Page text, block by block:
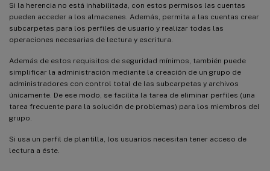
Si la herencia no está inhabilitada, con estos permisos las cuentas
pueden acceder a los almacenes. Además, permita a las cuentas crear
subcarpetas para los perfiles de usuario y realizar todas las
operaciones necesarias de lectura y escritura.
Además de estos requisitos de seguridad mínimos, también puede
simplificar la administración mediante la creación de un grupo de
administradores con control total de las subcarpetas y archivos
únicamente. De ese modo, se facilita la tarea de eliminar perfiles (una
tarea frecuente para la solución de problemas) para los miembros del
grupo.
Si usa un perfil de plantilla, los usuarios necesitan tener acceso de
lectura a éste.